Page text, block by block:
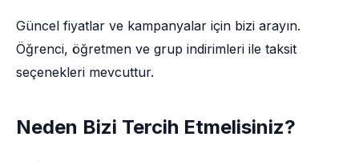
Güncel fiyatlar ve kampanyalar için bizi arayın.
Öğrenci, öğretmen ve grup indirimleri ile taksit
seçenekleri mevcuttur.
Neden Bizi Tercih Etmelisiniz?